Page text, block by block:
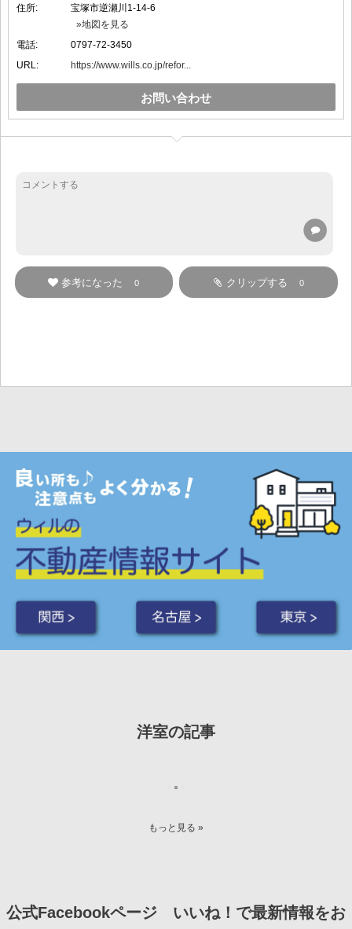
住所:
宝塚市逆瀬川1-14-6
»地図を見る
電話:
0797-72-3450
URL:
https://www.wills.co.jp/refor...
お問い合わせ
クリップする 0
参考になった 0
関西 > 名古屋 > 東京 >
洋室の記事
もっと見る »
公式Facebookページ いいね！で最新情報をお